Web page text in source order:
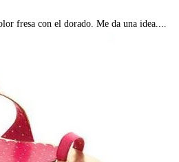
fresa con el dorado. Me da una idea....